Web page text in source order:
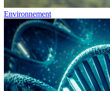
Environnement